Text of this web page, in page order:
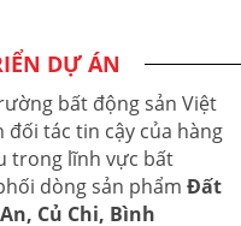
DỰ ÁN
bất động sản Việt
tác tin cậy của hàng
trong lĩnh vực bất
dòng sản phẩm Đất
Củ Chi, Bình